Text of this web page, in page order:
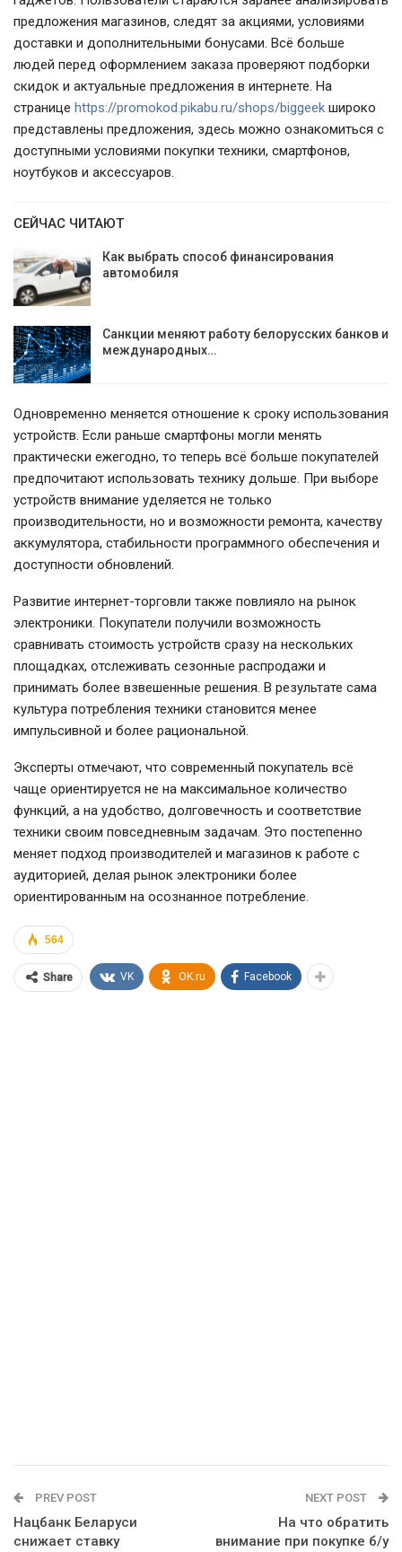
предложения магазинов, следят за акциями, условиями
доставки и дополнительными бонусами. Всё больше
людей перед оформлением заказа проверяют подборки
скидок и актуальные предложения в интернете. На
странице https://promokod.pikabu.ru/shops/biggeek широко
представлены предложения, здесь можно ознакомиться с
доступными условиями покупки техники, смартфонов,
ноутбуков и аксессуаров.
СЕЙЧАС ЧИТАЮТ
Как выбрать способ финансирования
автомобиля
Санкции меняют работу белорусских банков и
международных…
Одновременно меняется отношение к сроку использования
устройств. Если раньше смартфоны могли менять
практически ежегодно, то теперь всё больше покупателей
предпочитают использовать технику дольше. При выборе
устройств внимание уделяется не только
производительности, но и возможности ремонта, качеству
аккумулятора, стабильности программного обеспечения и
доступности обновлений.
Развитие интернет-торговли также повлияло на рынок
электроники. Покупатели получили возможность
сравнивать стоимость устройств сразу на нескольких
площадках, отслеживать сезонные распродажи и
принимать более взвешенные решения. В результате сама
культура потребления техники становится менее
импульсивной и более рациональной.
Эксперты отмечают, что современный покупатель всё
чаще ориентируется не на максимальное количество
функций, а на удобство, долговечность и соответствие
техники своим повседневным задачам. Это постепенно
меняет подход производителей и магазинов к работе с
аудиторией, делая рынок электроники более
ориентированным на осознанное потребление.
564
Share VK OK.ru Facebook
PREV POST
Нацбанк Беларуси
снижает ставку
NEXT POST
На что обратить
внимание при покупке б/у